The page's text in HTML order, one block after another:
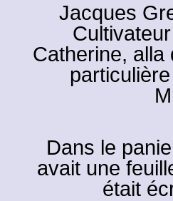
Jacques
Catherine, alla
Dans le
avait une
était